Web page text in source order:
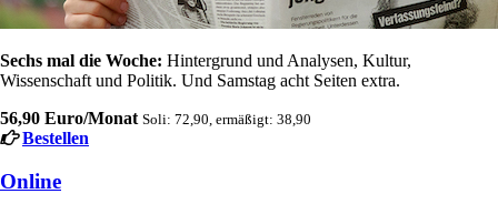
Sechs mal die Woche: Hintergrund und Analysen, Kultur,
Wissenschaft und Politik. Und Samstag acht Seiten extra.
56,90 Euro/Monat Soli: 72,90, ermäßigt: 38,90
Bestellen
Online